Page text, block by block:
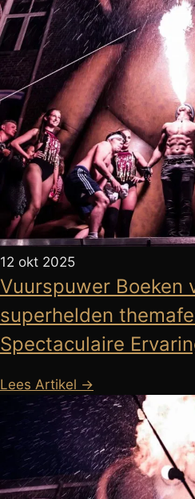
12 okt 2025
Vuurspuwer Boeken
superhelden
Spectaculaire
Lees Artikel →